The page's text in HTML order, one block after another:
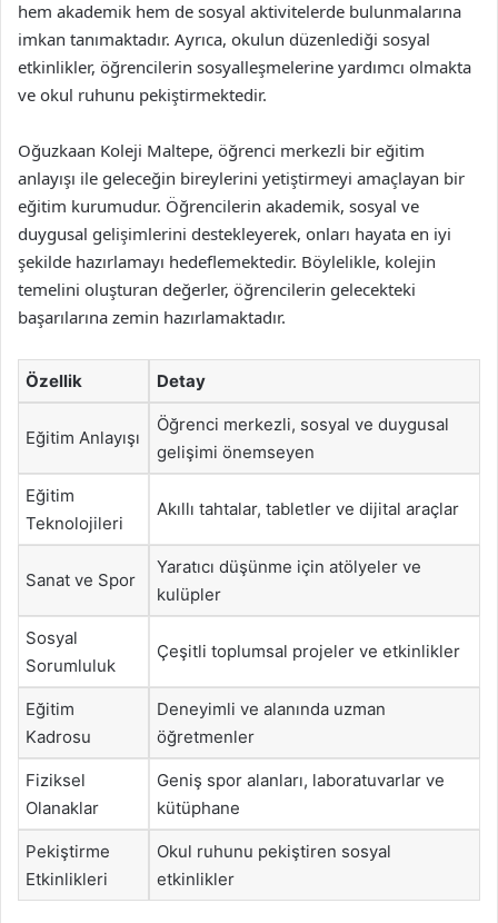
hem akademik hem de sosyal aktivitelerde bulunmalarına
imkan tanımaktadır. Ayrıca, okulun düzenlediği sosyal
etkinlikler, öğrencilerin sosyalleşmelerine yardımcı olmakta
ve okul ruhunu pekiştirmektedir.
Oğuzkaan Koleji Maltepe, öğrenci merkezli bir eğitim
anlayışı ile geleceğin bireylerini yetiştirmeyi amaçlayan bir
eğitim kurumudur. Öğrencilerin akademik, sosyal ve
duygusal gelişimlerini destekleyerek, onları hayata en iyi
şekilde hazırlamayı hedeflemektedir. Böylelikle, kolejin
temelini oluşturan değerler, öğrencilerin gelecekteki
başarılarına zemin hazırlamaktadır.
Özellik Detay
Eğitim Anlayışı
Öğrenci merkezli, sosyal ve duygusal
gelişimi önemseyen
Eğitim
Teknolojileri
Akıllı tahtalar, tabletler ve dijital araçlar
Sanat ve Spor
Yaratıcı düşünme için atölyeler ve
kulüpler
Sosyal
Sorumluluk
Çeşitli toplumsal projeler ve etkinlikler
Eğitim
Kadrosu
Deneyimli ve alanında uzman
öğretmenler
Fiziksel
Olanaklar
Geniş spor alanları, laboratuvarlar ve
kütüphane
Pekiştirme
Etkinlikleri
Okul ruhunu pekiştiren sosyal
etkinlikler